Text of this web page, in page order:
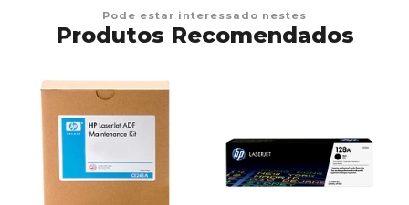
Pode estar interessado nestes
Produtos Recomendados